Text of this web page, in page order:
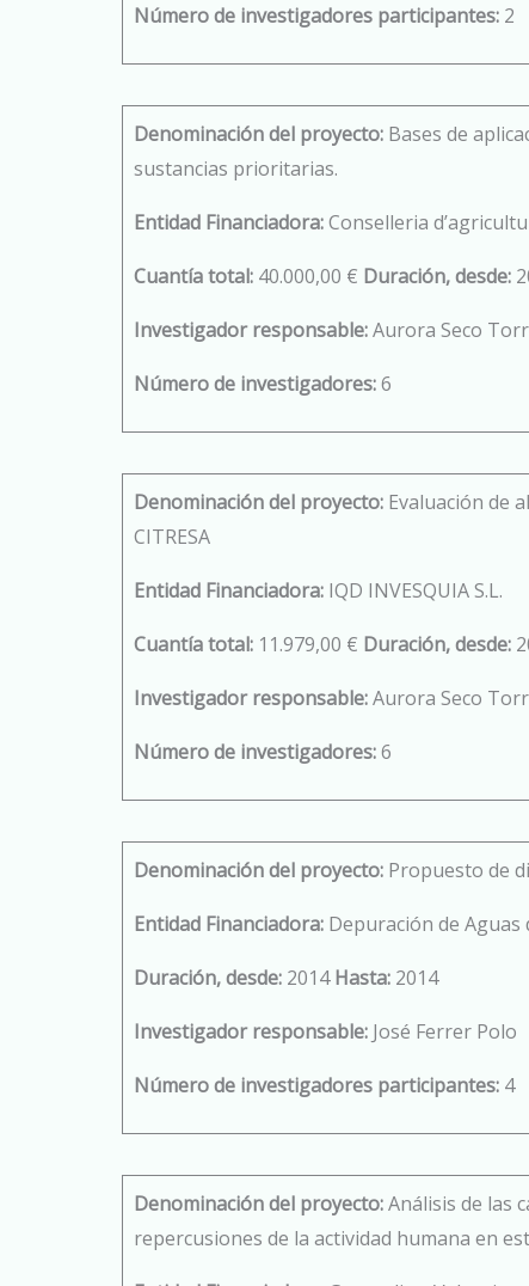
Número de investigadores participantes: 2
Denominación del proyecto: Bases de
sustancias prioritarias.
Entidad Financiadora:Conselleria
Cuantía total: 40.000,00 € Duración, desde:
Investigador responsable:Aurora Seco
Número de investigadores:6
Denominación del proyecto: Evaluación de
CITRESA
Entidad Financiadora: IQD INVESQUIA S.L.
Cuantía total: 11.979,00 € Duración, desde:
Investigador responsable:Aurora Seco
Número de investigadores:6
Denominación del proyecto: Propuesto de
Entidad Financiadora: Depuración de
Duración, desde: 2014Hasta: 2014
Investigador responsable: José Ferrer Polo
Número de investigadores participantes: 4
Denominación del proyecto:Análisis de las
repercusiones de la actividad humana en